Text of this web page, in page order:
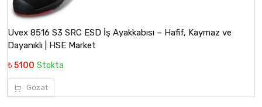
Uvex 8516 S3 SRC ESD İş Ayakkabısı – Hafif, Kaymaz ve
Dayanıklı | HSE Market
₺ 5100 Stokta
Gözat